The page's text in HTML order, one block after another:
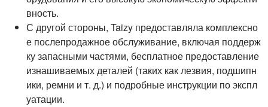
вность.
С другой стороны, Taizy предоставляла комплексно
е послепродажное обслуживание, включая поддерж
ку запасными частями, бесплатное предоставление
изнашиваемых деталей (таких как лезвия, подшипн
ики, ремни и т. д.) и подробные инструкции по экспл
уатации.